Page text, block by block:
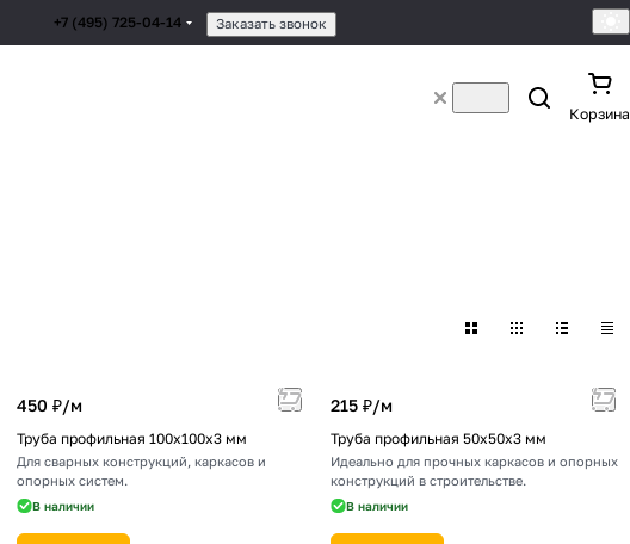
+7 (495) 725-04-14 Заказать звонок
Корзина
450 ₽/м
Труба профильная 100х100х3 мм
Для сварных конструкций, каркасов и
опорных систем.
В наличии
215 ₽/м
Труба профильная 50х50х3 мм
Идеально для прочных каркасов и опорных
конструкций в строительстве.
В наличии